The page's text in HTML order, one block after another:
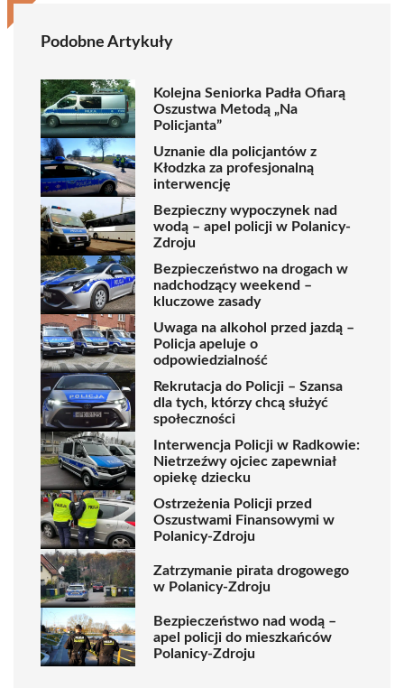
Podobne Artykuły
Kolejna Seniorka Padła Ofiarą
Oszustwa Metodą „Na
Policjanta”
Uznanie dla policjantów z
Kłodzka za profesjonalną
interwencję
Bezpieczny wypoczynek nad
wodą – apel policji w Polanicy-
Zdroju
Bezpieczeństwo na drogach w
nadchodzący weekend –
kluczowe zasady
Uwaga na alkohol przed jazdą –
Policja apeluje o
odpowiedzialność
Rekrutacja do Policji – Szansa
dla tych, którzy chcą służyć
społeczności
Interwencja Policji w Radkowie:
Nietrzeźwy ojciec zapewniał
opiekę dziecku
Ostrzeżenia Policji przed
Oszustwami Finansowymi w
Polanicy-Zdroju
Zatrzymanie pirata drogowego
w Polanicy-Zdroju
Bezpieczeństwo nad wodą –
apel policji do mieszkańców
Polanicy-Zdroju